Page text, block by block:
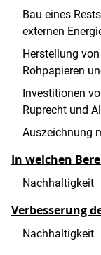
Bau eines
externen
Herstellung
Rohpapieren
Investitionen
Ruprecht und
Auszeichnung
In welchen
Nachhaltigkeit
Verbesserung
Nachhaltigkeit